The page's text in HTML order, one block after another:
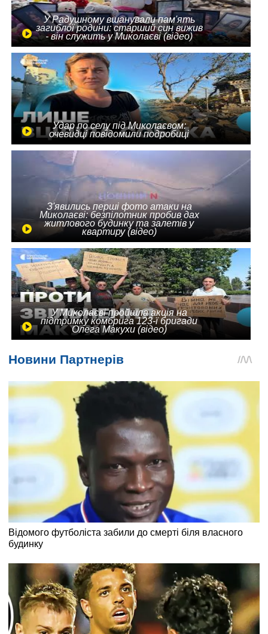
У Радушному вшанували пам'ять
загиблої родини: старший син вижив
- він служить у Миколаєві (відео)
Удар по селу під Миколаєвом:
очевидці повідомили подробиці
З'явились перші фото атаки на
Миколаєві: безпілотник пробив дах
житлового будинку та залетів у
квартиру (відео)
У Миколаєві пройшла акція на
підтримку комбрига 123-ї бригади
Олега Макухи (відео)